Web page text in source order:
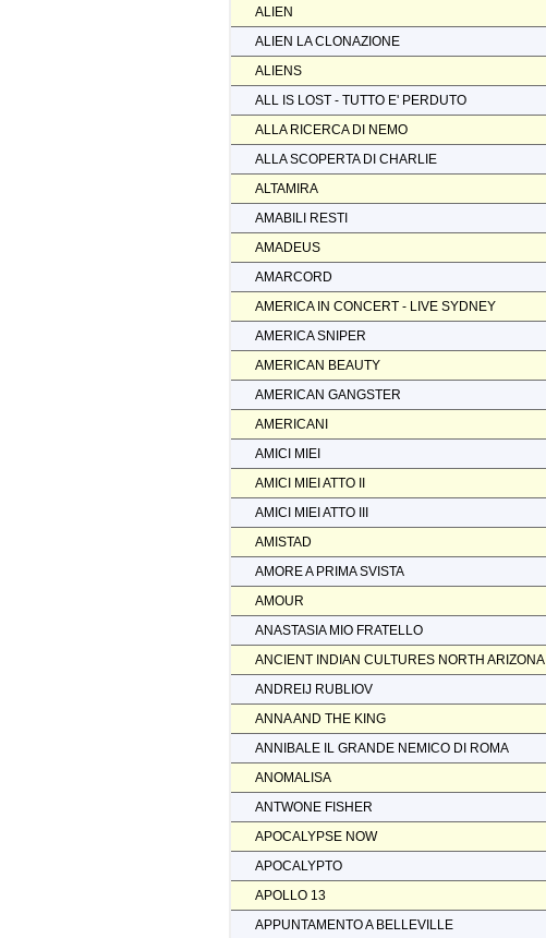
ALIEN
ALIEN LA CLONAZIONE
ALIENS
ALL IS LOST - TUTTO E' PERDUTO
ALLA RICERCA DI NEMO
ALLA SCOPERTA DI CHARLIE
ALTAMIRA
AMABILI RESTI
AMADEUS
AMARCORD
AMERICA IN CONCERT - LIVE SYDNEY
AMERICA SNIPER
AMERICAN BEAUTY
AMERICAN GANGSTER
AMERICANI
AMICI MIEI
AMICI MIEI ATTO II
AMICI MIEI ATTO III
AMISTAD
AMORE A PRIMA SVISTA
AMOUR
ANASTASIA MIO FRATELLO
ANCIENT INDIAN CULTURES NORTH ARIZONA
ANDREIJ RUBLIOV
ANNA AND THE KING
ANNIBALE IL GRANDE NEMICO DI ROMA
ANOMALISA
ANTWONE FISHER
APOCALYPSE NOW
APOCALYPTO
APOLLO 13
APPUNTAMENTO A BELLEVILLE